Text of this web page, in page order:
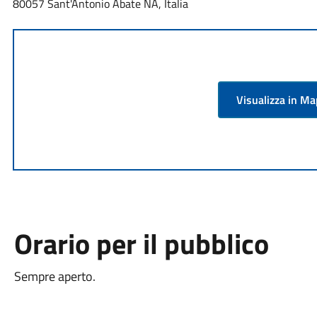
80057 Sant'Antonio Abate NA, Italia
Visualizza in
Orario per il pubblico
Sempre aperto.